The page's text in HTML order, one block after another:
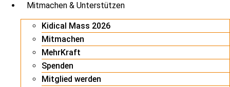
Mitmachen & Unterstützen
Kidical Mass 2026
Mitmachen
MehrKraft
Spenden
Mitglied werden